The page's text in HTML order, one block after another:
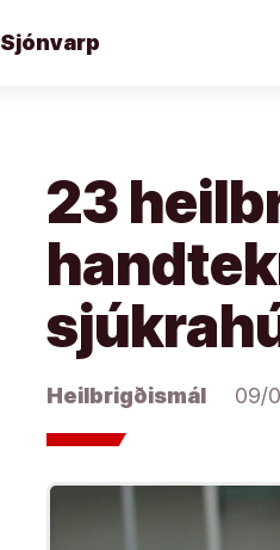
Sjónvarp
23
Heilbrigðismál 09/